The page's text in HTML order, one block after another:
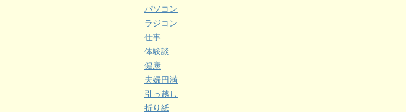
パソコン
ラジコン
仕事
体験談
健康
夫婦円満
引っ越し
折り紙